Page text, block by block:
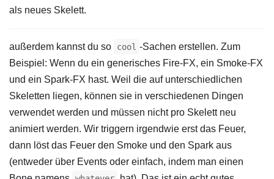
als neues Skelett.
außerdem kannst du so cool -Sachen erstellen. Zum
Beispiel: Wenn du ein generisches Fire-FX, ein Smoke-FX
und ein Spark-FX hast. Weil die auf unterschiedlichen
Skeletten liegen, können sie in verschiedenen Dingen
verwendet werden und müssen nicht pro Skelett neu
animiert werden. Wir triggern irgendwie erst das Feuer,
dann löst das Feuer den Smoke und den Spark aus
(entweder über Events oder einfach, indem man einen